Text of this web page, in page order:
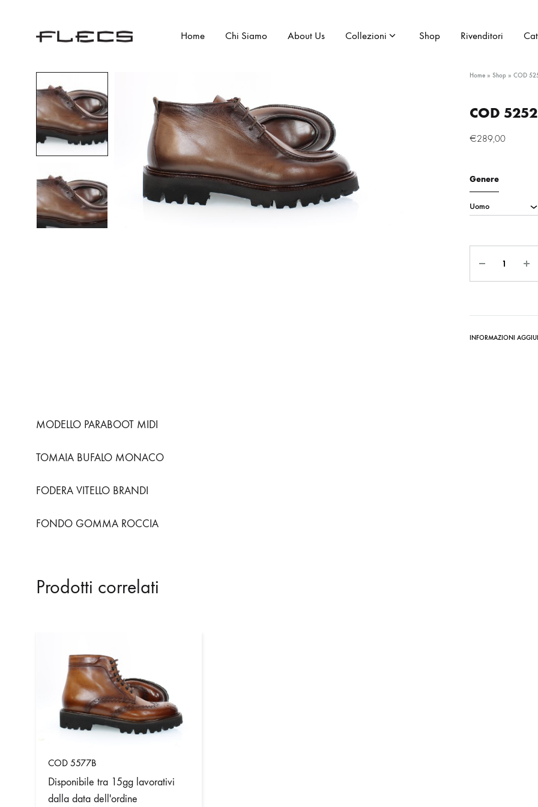
Home Chi Siamo About Us Collezioni Shop Rivenditori
Home » Shop » COD
COD
€289,00
Genere
INFORMAZIONI
MODELLO PARABOOT MIDI
TOMAIA BUFALO MONACO
FODERA VITELLO BRANDI
FONDO GOMMA ROCCIA
Prodotti correlati
COD 5577B
Disponibile tra 15gg lavorativi
dalla data dell'ordine